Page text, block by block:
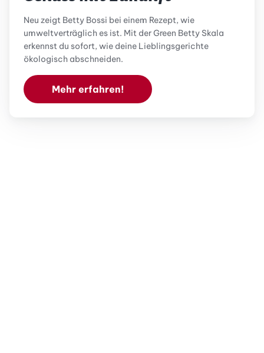
Neu zeigt Betty Bossi bei einem Rezept, wie
umweltverträglich es ist. Mit der Green Betty Skala
erkennst du sofort, wie deine Lieblingsgerichte
ökologisch abschneiden.
Mehr erfahren!